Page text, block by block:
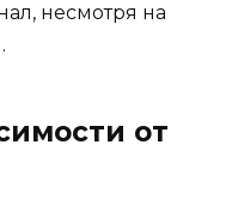
несмотря на
от